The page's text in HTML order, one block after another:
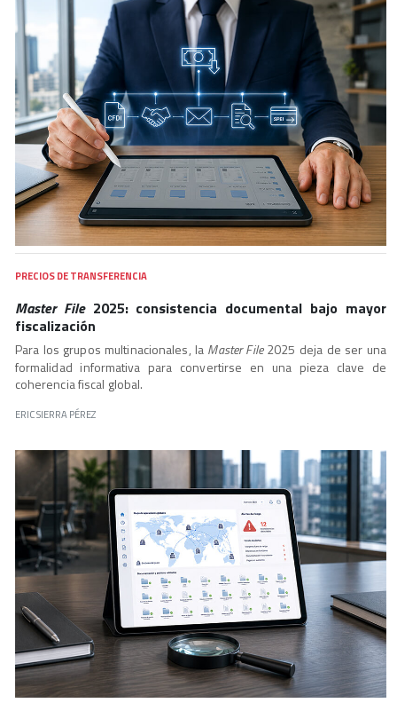
PRECIOS DE TRANSFERENCIA
Master File2025: consistencia documental bajo mayor
fiscalización
Para los grupos multinacionales, la Master File2025 deja de ser una
formalidad informativa para convertirse en una pieza clave de
coherencia fiscal global.
ERIC SIERRA PÉREZ